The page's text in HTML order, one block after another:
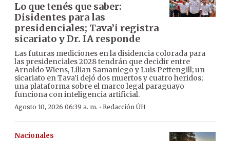
Lo que tenés que saber:
Disidentes para las
presidenciales; Tava’i registra
sicariato y Dr. IA responde
Las futuras mediciones en la disidencia colorada para
las presidenciales 2028 tendrán que decidir entre
Arnoldo Wiens, Lilian Samaniego y Luis Pettengill; un
sicariato en Tava’i dejó dos muertos y cuatro heridos;
una plataforma sobre el marco legal paraguayo
funciona con inteligencia artificial.
Agosto 10, 2026 06:39 a. m. · Redacción ÚH
Nacionales